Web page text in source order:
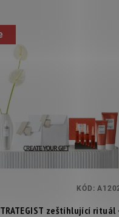
zeštíhlující rituál
KÓD: